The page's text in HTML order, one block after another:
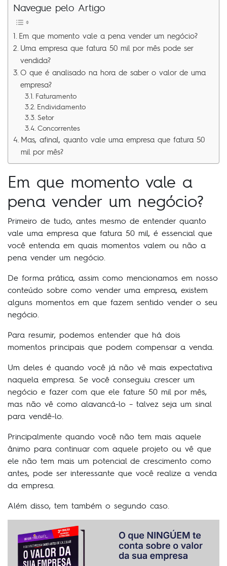
Navegue pelo Artigo
Em que momento vale a pena vender um negócio?
Uma empresa que fatura 50 mil por mês pode ser
vendida?
O que é analisado na hora de saber o valor de uma
empresa?
Faturamento
Endividamento
Setor
Concorrentes
Mas, afinal, quanto vale uma empresa que fatura 50
mil por mês?
Em que momento vale a
pena vender um negócio?
Primeiro de tudo, antes mesmo de entender quanto
vale uma empresa que fatura 50 mil, é essencial que
você entenda em quais momentos valem ou não a
pena vender um negócio.
De forma prática, assim como mencionamos em nosso
conteúdo sobre como vender uma empresa, existem
alguns momentos em que fazem sentido vender o seu
negócio.
Para resumir, podemos entender que há dois
momentos principais que podem compensar a venda.
Um deles é quando você já não vê mais expectativa
naquela empresa. Se você conseguiu crescer um
negócio e fazer com que ele fature 50 mil por mês,
mas não vê como alavancá-lo – talvez seja um sinal
para vendê-lo.
Principalmente quando você não tem mais aquele
ânimo para continuar com aquele projeto ou vê que
ele não tem mais um potencial de crescimento como
antes, pode ser interessante que você realize a venda
da empresa.
Além disso, tem também o segundo caso.